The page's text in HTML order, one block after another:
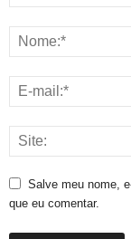
Salve meu nome,
que eu comentar.